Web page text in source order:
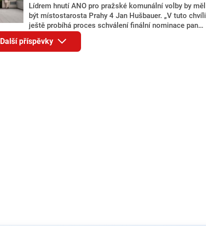
Lídrem hnutí ANO pro pražské komunální volby by měl
být místostarosta Prahy 4 Jan Hušbauer. „V tuto chvíli
ještě probíhá proces schválení finální nominace pana
Jana Hušbauera Výborem hnutí ANO,“ uvedl pro
redakci místopředseda pražského ANO Martin
Benkovič. O Hušbauerovi se spekulovalo jako o
Další příspěvky